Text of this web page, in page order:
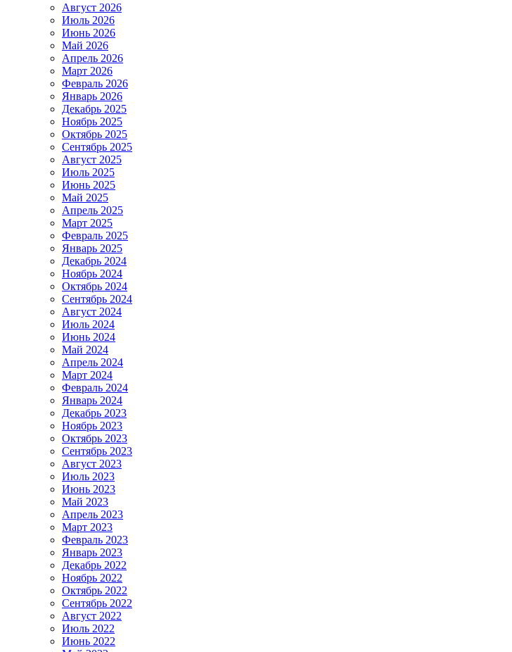
Август 2026
Июль 2026
Июнь 2026
Май 2026
Апрель 2026
Март 2026
Февраль 2026
Январь 2026
Декабрь 2025
Ноябрь 2025
Октябрь 2025
Сентябрь 2025
Август 2025
Июль 2025
Июнь 2025
Май 2025
Апрель 2025
Март 2025
Февраль 2025
Январь 2025
Декабрь 2024
Ноябрь 2024
Октябрь 2024
Сентябрь 2024
Август 2024
Июль 2024
Июнь 2024
Май 2024
Апрель 2024
Март 2024
Февраль 2024
Январь 2024
Декабрь 2023
Ноябрь 2023
Октябрь 2023
Сентябрь 2023
Август 2023
Июль 2023
Июнь 2023
Май 2023
Апрель 2023
Март 2023
Февраль 2023
Январь 2023
Декабрь 2022
Ноябрь 2022
Октябрь 2022
Сентябрь 2022
Август 2022
Июль 2022
Июнь 2022